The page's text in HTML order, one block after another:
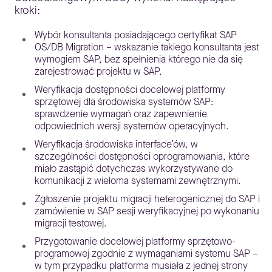
kroki:
Wybór konsultanta posiadającego certyfikat SAP
OS/DB Migration – wskazanie takiego konsultanta jest
wymogiem SAP, bez spełnienia którego nie da się
zarejestrować projektu w SAP.
Weryfikacja dostępności docelowej platformy
sprzętowej dla środowiska systemów SAP:
sprawdzenie wymagań oraz zapewnienie
odpowiednich wersji systemów operacyjnych.
Weryfikacja środowiska interface’ów, w
szczególności dostępności oprogramowania, które
miało zastąpić dotychczas wykorzystywane do
komunikacji z wieloma systemami zewnętrznymi.
Zgłoszenie projektu migracji heterogenicznej do SAP i
zamówienie w SAP sesji weryfikacyjnej po wykonaniu
migracji testowej.
Przygotowanie docelowej platformy sprzętowo-
programowej zgodnie z wymaganiami systemu SAP –
w tym przypadku platforma musiała z jednej strony